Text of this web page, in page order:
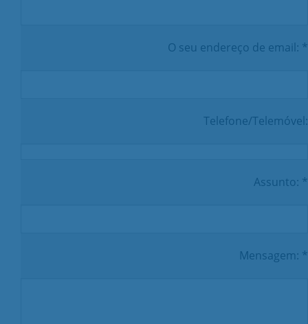
O seu endereço de email: *
Telefone/Telemóvel:
Assunto: *
Mensagem: *